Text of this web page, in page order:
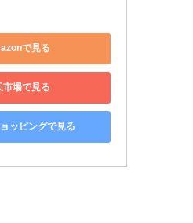
で見る
市場で見る
ッピングで見る